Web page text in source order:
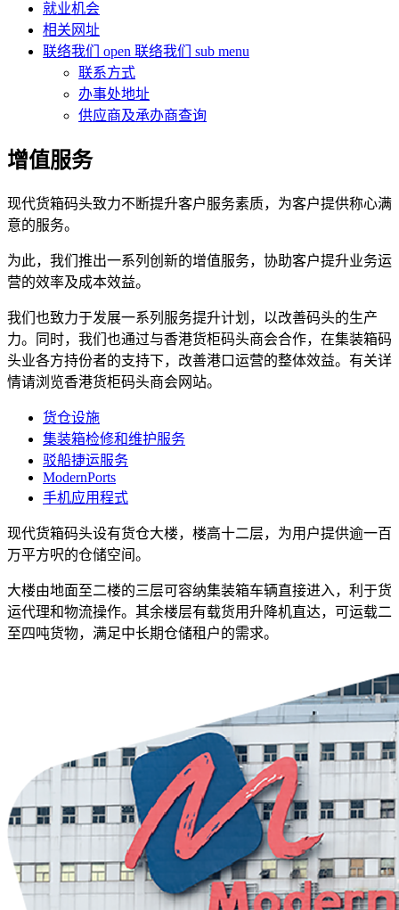
就业机会
相关网址
联络我们 open 联络我们 sub menu
联系方式
办事处地址
供应商及承办商查询
增值服务
现代货箱码头致力不断提升客户服务素质，为客户提供称心满
意的服务。
为此，我们推出一系列创新的增值服务，协助客户提升业务运
营的效率及成本效益。
我们也致力于发展一系列服务提升计划，以改善码头的生产
力。同时，我们也通过与香港货柜码头商会合作，在集装箱码
头业各方持份者的支持下，改善港口运营的整体效益。有关详
情请浏览香港货柜码头商会网站。
货仓设施
集装箱检修和维护服务
驳船捷运服务
ModernPorts
手机应用程式
现代货箱码头设有货仓大楼，楼高十二层，为用户提供逾一百
万平方呎的仓储空间。
大楼由地面至二楼的三层可容纳集装箱车辆直接进入，利于货
运代理和物流操作。其余楼层有载货用升降机直达，可运载二
至四吨货物，满足中长期仓储租户的需求。